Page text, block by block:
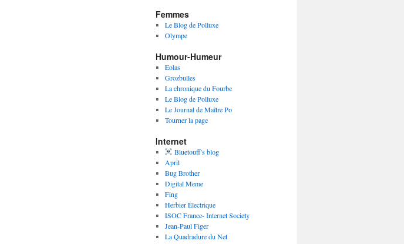
Femmes
Le Blog de Polluxe
Olympe
Humour-Humeur
Eolas
Grozbulles
La chronique du Fourbe
Le Blog de Polluxe
Le Journal de Maître Po
Tourner la page
Internet
Bluetouff’s blog
April
Bug Brother
Digital Meme
Fing
Herbier Électrique
ISOC France- Internet Society
Jean-Paul Figer
La Quadradure du Net